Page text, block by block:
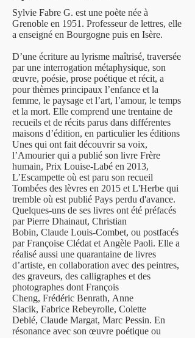
Sylvie Fabre G. est une poète née à
Grenoble en 1951. Professeur de lettres, elle
a enseigné en Bourgogne puis en Isère.
D’une écriture au lyrisme maîtrisé, traversée
par une interrogation métaphysique, son
œuvre, poésie, prose poétique et récit, a
pour thèmes principaux l’enfance et la
femme, le paysage et l’art, l’amour, le temps
et la mort. Elle comprend une trentaine de
recueils et de récits parus dans différentes
maisons d’édition, en particulier les éditions
Unes qui ont fait découvrir sa voix,
l’Amourier qui a publié son livre Frère
humain, Prix Louise-Labé en 2013,
L’Escampette où est paru son recueil
Tombées des lèvres en 2015 et L'Herbe qui
tremble où est publié Pays perdu d'avance.
Quelques-uns de ses livres ont été préfacés
parPierre Dhainaut, Christian
Bobin, Claude Louis-Combet, ou postfacés
parFrançoise Clédat et Angèle Paoli. Elle a
réalisé aussi une quarantaine de livres
d’artiste, en collaboration avec des peintres,
des graveurs, des calligraphes et des
photographes dont François
Cheng, Frédéric Benrath, Anne
Slacik, Fabrice Rebeyrolle, Colette
Deblé, Claude Margat, Marc Pessin. En
résonance avec son œuvre poétique ou